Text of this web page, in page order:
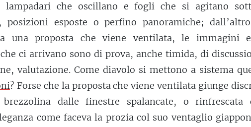
lampadari che oscillano e fogli che si agitano
posizioni esposte o perfino panoramiche;
a una proposta che viene ventilata, le immagini
ci arrivano sono di prova, anche timida, di
valutazione. Come diavolo si mettono a sistema
? Forse che la proposta che viene ventilata giunge
dalle finestre spalancate, o rinfrescata
come faceva la prozia col suo ventaglio